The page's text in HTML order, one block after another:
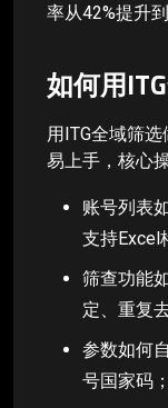
率从42%提升
如何用
用ITG全域筛
易上手，核心
账号列表
支持Excel
筛查功能
定、重复
参数如何
号国家码；